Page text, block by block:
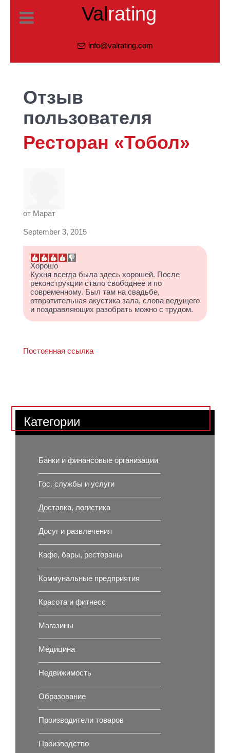
Valrating
info@valrating.com
Отзыв
пользователя
Ресторан «Тобол»
от Марат
September 3, 2015
Хорошо
Кухня всегда была здесь хорошей. После
реконструкции стало свободнее и по
современному. Был там на свадьбе,
отвратительная акустика зала, слова ведущего
и поздравляющих разобрать можно с трудом.
Постоянная ссылка
Категории
Банки и финансовые организации
Гос. службы и услуги
Доставка, логистика
Досуг и развлечения
Кафе, бары, рестораны
Коммунальные предприятия
Красота и фитнесс
Магазины
Медицина
Недвижимость
Образование
Производители товаров
Производство